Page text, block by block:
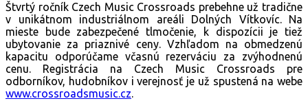
Štvrtý ročník Czech Music Crossroads prebehne už tradične
v unikátnom industriálnom areáli Dolných Vítkovíc. Na
mieste bude zabezpečené tlmočenie, k dispozícii je tiež
ubytovanie za priaznivé ceny. Vzhľadom na obmedzenú
kapacitu odporúčame včasnú rezerváciu za zvýhodnenú
cenu. Registrácia na Czech Music Crossroads pre
odborníkov, hudobníkov i verejnosť je už spustená na webe
www.crossroadsmusic.cz.